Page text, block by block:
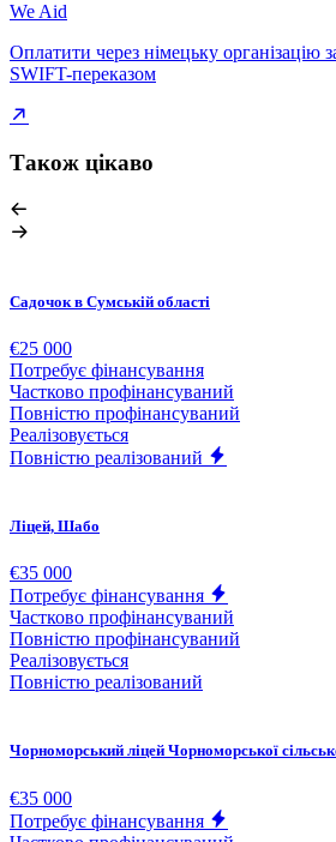
We Aid
Оплатити через німецьку організацію
SWIFT-переказом
Також цікаво
Садочок в Сумській області
€25 000
Потребує фінансування
Частково профінансуваний
Повністю профінансуваний
Реалізовується
Повністю реалізований
Ліцей, Шабо
€35 000
Потребує фінансування
Частково профінансуваний
Повністю профінансуваний
Реалізовується
Повністю реалізований
Чорноморський ліцей Чорноморської
€35 000
Потребує фінансування